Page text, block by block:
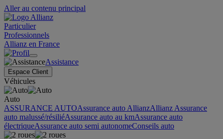
Aller au contenu principal
Particulier
Professionnels
Allianz en France
Assistance
Espace Client
Véhicules
Auto
ASSURANCE AUTOAssurance auto AllianzAllianz Assurance
auto malussé/résiliéAssurance auto au kmAssurance auto
électriqueAssurance auto semi autonomeConseils auto